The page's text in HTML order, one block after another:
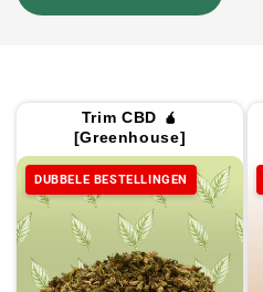
Trim CBD 🧉
[Greenhouse]
DUBBELE BESTELLINGEN